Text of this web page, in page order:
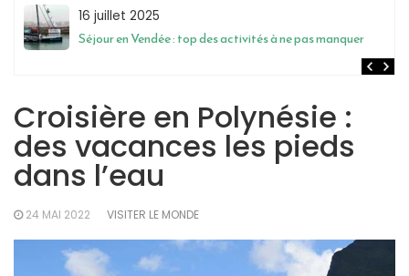
16 juillet 2025
Séjour en Vendée : top des activités à ne pas manquer
Croisière en Polynésie :
des vacances les pieds
dans l’eau
24 MAI 2022 VISITER LE MONDE